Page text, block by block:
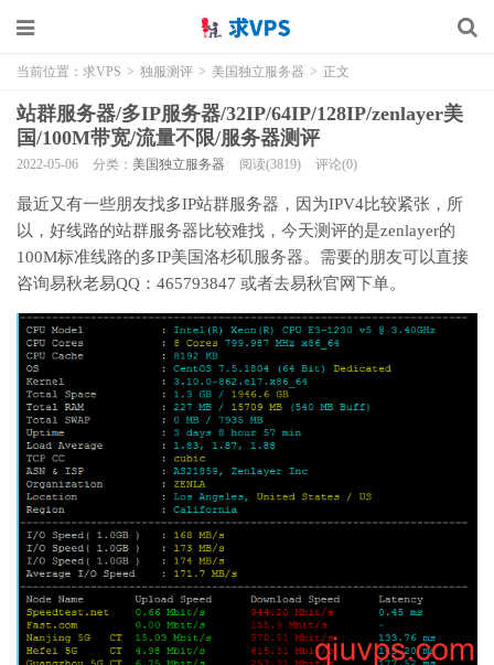
当前位置： 求VPS > 独服测评 > 美国独立服务器 > 正文
站群服务器/多IP服务器/32IP/64IP/128IP/zenlayer美
国/100M带宽/流量不限/服务器测评
2022-05-06 分类： 美国独立服务器 阅读(3819) 评论(0)
最近又有一些朋友找多IP站群服务器，因为IPV4比较紧张，所
以，好线路的站群服务器比较难找，今天测评的是zenlayer的
100M标准线路的多IP美国洛杉矶服务器。需要的朋友可以直接
咨询易秋老易QQ：465793847 或者去易秋官网下单。